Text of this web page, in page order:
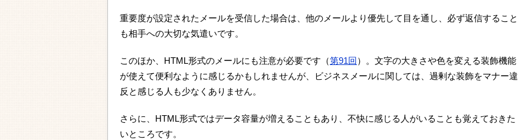
重要度が設定されたメールを受信した場合は、他のメールより優先して目を通し、必ず返信すること
も相手への大切な気遣いです。
このほか、HTML形式のメールにも注意が必要です（第91回）。文字の大きさや色を変える装飾機能
が使えて便利なように感じるかもしれませんが、ビジネスメールに関しては、過剰な装飾をマナー違
反と感じる人も少なくありません。
さらに、HTML形式ではデータ容量が増えることもあり、不快に感じる人がいることも覚えておきた
いところです。